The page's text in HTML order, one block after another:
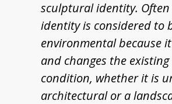
sculptural identity.
identity is considered to
environmental because
and changes the existing
condition, whether it is
architectural or a